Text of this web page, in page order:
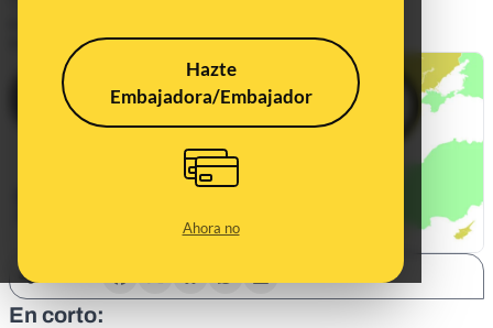
Hazte
Embajadora/Embajador
Ahora no
Actualizado elOct 21, 2025, 3:25:00 PM
En corto: